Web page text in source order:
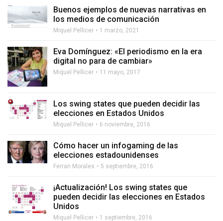
Buenos ejemplos de nuevas narrativas en
los medios de comunicación
Miquel Pellicer 1 marzo, 2021
Eva Domínguez: «El periodismo en la era
digital no para de cambiar»
Miquel Pellicer 11 mayo, 2017
Los swing states que pueden decidir las
elecciones en Estados Unidos
Miquel Pellicer 6 noviembre, 2016
Cómo hacer un infogaming de las
elecciones estadounidenses
Ferran Morales 5 septiembre, 2016
¡Actualización! Los swing states que
pueden decidir las elecciones en Estados
Unidos
Miquel Pellicer 1 septiembre, 2016